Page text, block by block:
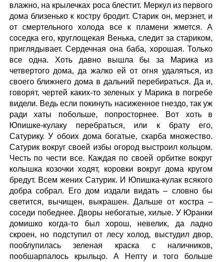
влажно, на крылечках роса блестит. Меркул из первого
дома близенько к костру бродит. Старик он, мерзнет, и
от смертельного холода все к пламени жмется. А
соседка его, круглощекая Венька, следит за стариком,
приглядывает. Сердечная она баба, хорошая. Только
все одна. Хоть давно вышла бы за Марика из
четвертого дома, да жалко ей от огня удаляться, из
своего ближнего дома в дальний перебираться. Да и,
говорят, чертей каких-то зеленых у Марика в погребе
видели. Ведь если покинуть насиженное гнездо, так уж
ради хаты побольше, попросторнее. Вот хоть в
Юпишке-кулаку перебраться, или к брату его,
Сатурику. У обоих дома богатые, скарба множество.
Сатурик вокруг своей избы огород выстроил кольцом.
Честь по чести все. Каждая по своей орбитке вокруг
колышка козочки ходят, коровки вокруг дома кругом
бредут. Всем жених Сатурик. И Юпишка-кулак всякого
добра собрал. Его дом издали видать – словно бы
светится, вычищен, выкрашен. Дальше от костра –
соседи победнее. Дворы небогатые, хилые. У Юранки
домишко когда-то был хорош, невелик, да ладно
скроен, но подступил от лесу холод, выстудил двор,
пооблупилась зеленая краска с наличников,
пообшарпалось крыльцо. А Непту и того больше